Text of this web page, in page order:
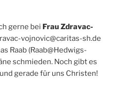
gerne bei Frau Zdravac-
vojnovic@caritas-sh.de
Raab (Raab@Hedwigs-
schmieden. Noch gibt es
gerade für uns Christen!